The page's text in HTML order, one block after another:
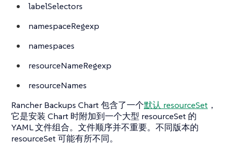
labelSelectors
namespaceRegexp
namespaces
resourceNameRegexp
resourceNames
Rancher Backups Chart 包含了一个默认 resourceSet ，
它是安装 Chart 时附加到一个大型 resourceSet 的
YAML 文件组合。文件顺序并不重要。不同版本的
resourceSet 可能有所不同。